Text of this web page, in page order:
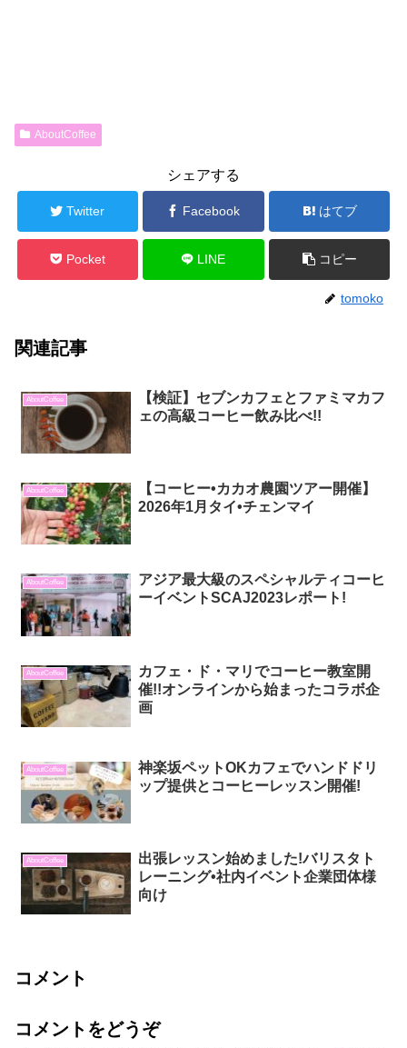
AboutCoffee
シェアする
Twitter Facebook はてブ
Pocket LINE コピー
tomoko
関連記事
AboutCoffee
【検証】セブンカフェとファミマカフ
ェの高級コーヒー飲み比べ!!
AboutCoffee
【コーヒー•カカオ農園ツアー開催】
2026年1月タイ•チェンマイ
AboutCoffee
アジア最大級のスペシャルティコーヒ
ーイベントSCAJ2023レポート!
AboutCoffee
カフェ・ド・マリでコーヒー教室開
催!!オンラインから始まったコラボ企
画
AboutCoffee
神楽坂ペットOKカフェでハンドドリ
ップ提供とコーヒーレッスン開催!
AboutCoffee
出張レッスン始めました!バリスタト
レーニング•社内イベント企業団体様
向け
コメント
コメントをどうぞ